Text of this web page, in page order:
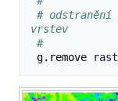
# odstranění
vrstev
#
g.remove
rast